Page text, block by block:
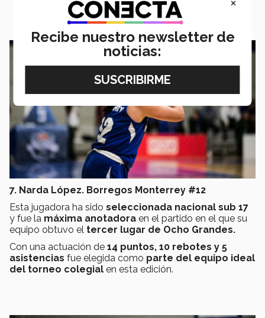
7. Narda López. Borregos Monterrey #12
Esta jugadora ha sido seleccionada nacional sub 17
y fue la máxima anotadora en el partido en el que su
equipo obtuvo el tercer lugar de Ocho Grandes.
Con una actuación de 14 puntos, 10 rebotes y 5
asistencias fue elegida como parte del equipo ideal
del torneo colegial en esta edición.
Recibe nuestro newsletter de
noticias: